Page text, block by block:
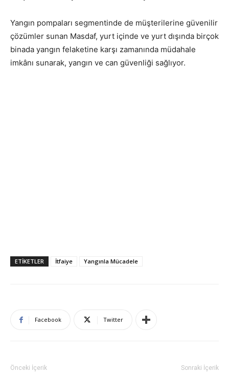
Yangın pompaları segmentinde de müşterilerine güvenilir
çözümler sunan Masdaf, yurt içinde ve yurt dışında birçok
binada yangın felaketine karşı zamanında müdahale
imkânı sunarak, yangın ve can güvenliği sağlıyor.
ETIKETLER İtfaiye Yangınla Mücadele
Facebook Twitter
Önceki İçerik Sonraki İçerik